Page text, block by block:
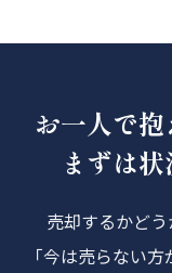
お一人で抱
まずは
売却するかどう
「今は売らない